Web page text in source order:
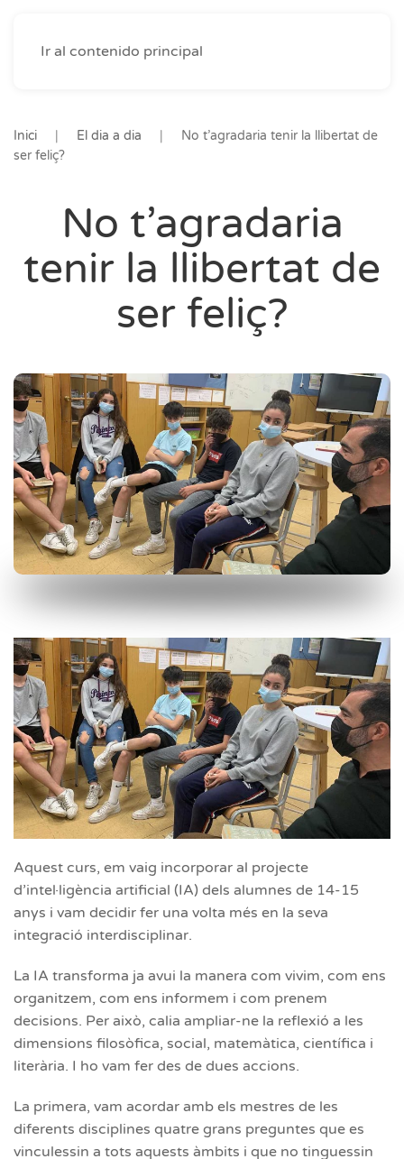
Ir al contenido principal
Inici El dia a dia
No t’agradaria tenir la llibertat de
ser feliç?
No t’agradaria
tenir la llibertat de
ser feliç?
Aquest curs, em vaig incorporar al projecte
d’intel·ligència artificial (IA) dels alumnes de 14-15
anys i vam decidir fer una volta més en la seva
integració interdisciplinar.
La IA transforma ja avui la manera com vivim, com ens
organitzem, com ens informem i com prenem
decisions. Per això, calia ampliar-ne la reflexió a les
dimensions filosòfica, social, matemàtica, científica i
literària. I ho vam fer des de dues accions.
La primera, vam acordar amb els mestres de les
diferents disciplines quatre grans preguntes que es
vinculessin a tots aquests àmbits i que no tinguessin